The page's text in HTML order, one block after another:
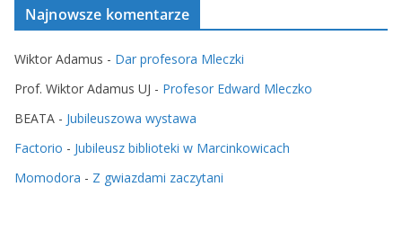
Najnowsze komentarze
Wiktor Adamus - Dar profesora Mleczki
Prof. Wiktor Adamus UJ - Profesor Edward Mleczko
BEATA - Jubileuszowa wystawa
Factorio - Jubileusz biblioteki w Marcinkowicach
Momodora - Z gwiazdami zaczytani